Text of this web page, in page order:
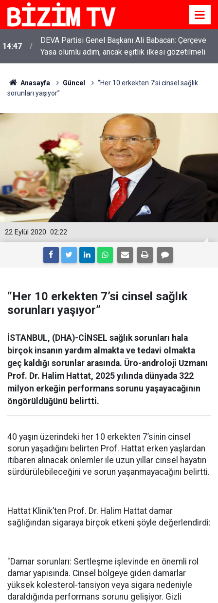
14:47
DEVA Partisi Genel Başkanı Ali Babacan: Çerçeve
Yasa olumlu adım, ancak eşitlik ilkesi gözetilmeli
11:51
YENİ Parti Genel Başkanı Özgür Özel: “Şehit
ailelerinin, gazilerin yanına varamayacağımız,
gözüne bakamayacağımız işlerin içinde olmayız”
Anasayfa Güncel
“Her 10 erkekten 7’si cinsel sağlık
sorunları yaşıyor”
02:22
22 Eylül 2020
“Her 10 erkekten 7’si cinsel sağlık
sorunları yaşıyor”
İSTANBUL, (DHA)-CİNSEL sağlık sorunları hala
birçok insanın yardım almakta ve tedavi olmakta
geç kaldığı sorunlar arasında. Üro-androloji Uzmanı
Prof. Dr. Halim Hattat, 2025 yılında dünyada 322
milyon erkeğin performans sorunu yaşayacağının
öngörüldüğünü belirtti.
40 yaşın üzerindeki her 10 erkekten 7’sinin cinsel
sorun yaşadığını belirten Prof. Hattat erken yaşlardan
itibaren alınacak önlemler ile uzun yıllar cinsel hayatın
sürdürülebileceğini ve sorun yaşanmayacağını belirtti.
Hattat Klinik’ten Prof. Dr. Halim Hattat damar
sağlığından sigaraya birçok etkeni şöyle değerlendirdi:
"Damar sorunları: Sertleşme işlevinde en önemli rol
damar yapısında. Cinsel bölgeye giden damarlar
yüksek kolesterol-tansiyon veya sigara nedeniyle
daraldığında performans sorunu gelişiyor. Gizli